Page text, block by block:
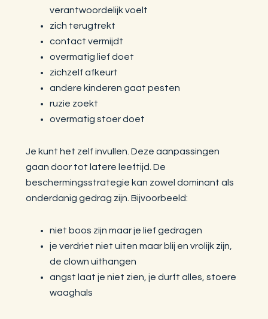
verantwoordelijk voelt
zich terugtrekt
contact vermijdt
overmatig lief doet
zichzelf afkeurt
andere kinderen gaat pesten
ruzie zoekt
overmatig stoer doet
Je kunt het zelf invullen. Deze aanpassingen
gaan door tot latere leeftijd. De
beschermingsstrategie kan zowel dominant als
onderdanig gedrag zijn. Bijvoorbeeld:
niet boos zijn maar je lief gedragen
je verdriet niet uiten maar blij en vrolijk zijn,
de clown uithangen
angst laat je niet zien, je durft alles, stoere
waaghals